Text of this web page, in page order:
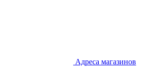
Адреса магазинов